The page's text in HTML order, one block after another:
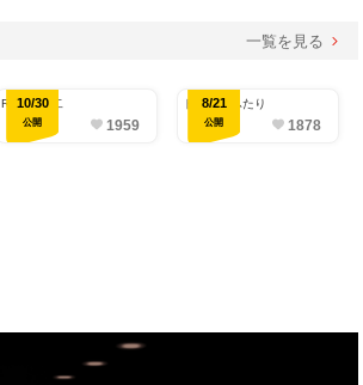
一覧を見る
RYUJI 竜二
- 1959
10/30
公開
ドラマなふたり
3.7 1878
8/21
公開